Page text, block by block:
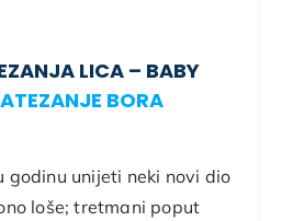
LICA – BABY
BORA
godinu unijeti neki novi dio
loše; tretmani poput